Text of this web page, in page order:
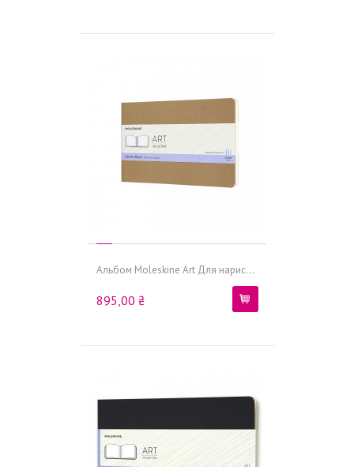
Альбом Moleskine Art Для нарис...
895,00 ₴